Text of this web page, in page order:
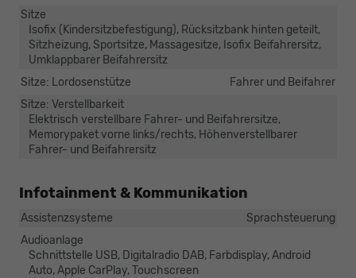
Sitze
Isofix (Kindersitzbefestigung), Rücksitzbank hinten geteilt,
Sitzheizung, Sportsitze, Massagesitze, Isofix Beifahrersitz,
Umklappbarer Beifahrersitz
Sitze: Lordosenstütze
Fahrer und Beifahrer
Sitze: Verstellbarkeit
Elektrisch verstellbare Fahrer- und Beifahrersitze,
Memorypaket vorne links/rechts, Höhenverstellbarer
Fahrer- und Beifahrersitz
Infotainment & Kommunikation
Assistenzsysteme
Sprachsteuerung
Audioanlage
Schnittstelle USB, Digitalradio DAB, Farbdisplay, Android
Auto, Apple CarPlay, Touchscreen